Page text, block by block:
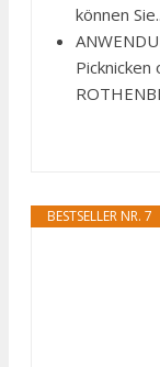
können
BESTSELLER NR. 7